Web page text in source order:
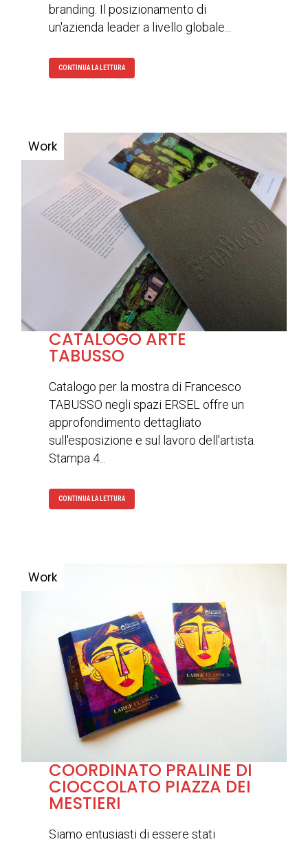
branding. Il posizionamento di
un'azienda leader a livello globale...
CONTINUA LA LETTURA
CATALOGO ARTE
TABUSSO
Catalogo per la mostra di Francesco
TABUSSO negli spazi ERSEL offre un
approfondimento dettagliato
sull'esposizione e sul lavoro dell'artista.
Stampa 4...
CONTINUA LA LETTURA
COORDINATO PRALINE DI
CIOCCOLATO PIAZZA DEI
MESTIERI
Siamo entusiasti di essere stati